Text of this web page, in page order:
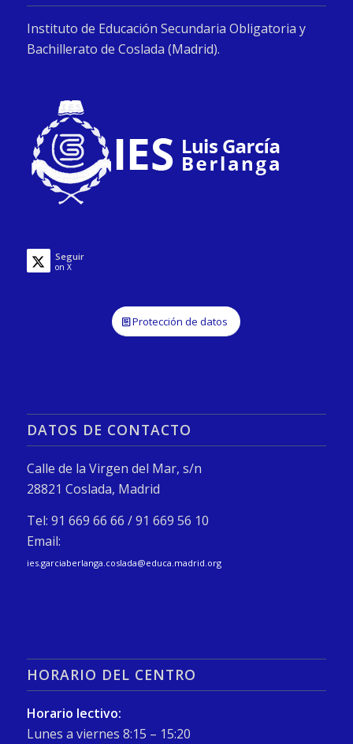
Instituto de Educación Secundaria Obligatoria y
Bachillerato de Coslada (Madrid).
Seguir
on X
Protección de datos
DATOS DE CONTACTO
Calle de la Virgen del Mar, s/n
28821 Coslada, Madrid
Tel: 91 669 66 66 / 91 669 56 10
Email:
ies.garciaberlanga.coslada@educa.madrid.org
HORARIO DEL CENTRO
Horario lectivo:
Lunes a viernes 8:15 – 15:20